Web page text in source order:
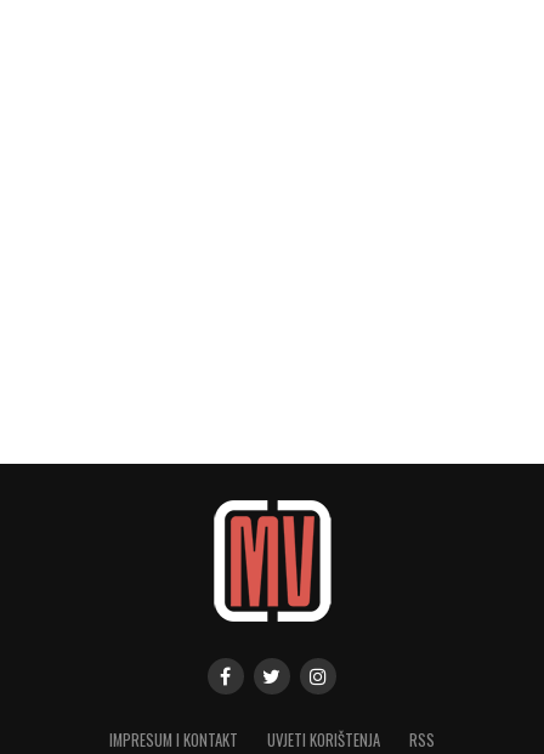
IMPRESUM I KONTAKT UVJETI KORIŠTENJA RSS